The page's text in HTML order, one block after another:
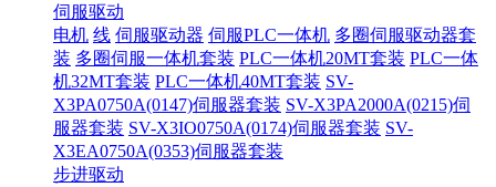
伺服驱动
电机 线 伺服驱动器 伺服PLC一体机 多圈伺服驱动器套
装 多圈伺服一体机套装 PLC一体机20MT套装 PLC一体
机32MT套装 PLC一体机40MT套装 SV-
X3PA0750A(0147)伺服器套装 SV-X3PA2000A(0215)伺
服器套装 SV-X3IO0750A(0174)伺服器套装 SV-
X3EA0750A(0353)伺服器套装
步进驱动